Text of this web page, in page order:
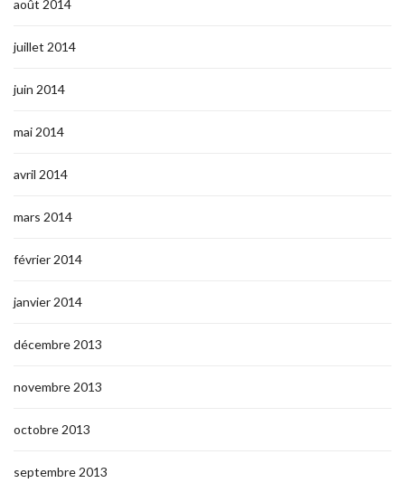
août 2014
juillet 2014
juin 2014
mai 2014
avril 2014
mars 2014
février 2014
janvier 2014
décembre 2013
novembre 2013
octobre 2013
septembre 2013